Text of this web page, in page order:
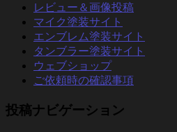
レビュー＆画像投稿
マイク塗装サイト
エンブレム塗装サイト
タンブラー塗装サイト
ウェブショップ
ご依頼時の確認事項
投稿ナビゲーション